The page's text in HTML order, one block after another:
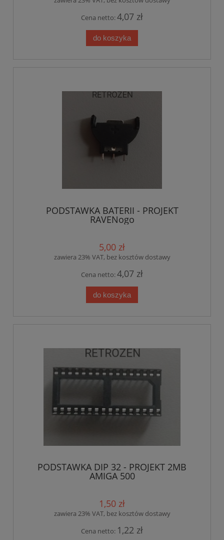
Cena netto:4,07 zł
do koszyka
PODSTAWKA BATERII - PROJEKT
RAVENogo
5,00 zł
zawiera 23% VAT, bez kosztów dostawy
Cena netto:4,07 zł
do koszyka
PODSTAWKA DIP 32 - PROJEKT 2MB
AMIGA 500
1,50 zł
zawiera 23% VAT, bez kosztów dostawy
Cena netto: 1,22 zł